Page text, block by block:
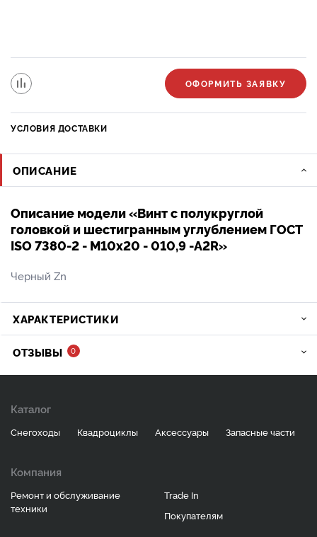
ОФОРМИТЬ ЗАЯВКУ
УСЛОВИЯ ДОСТАВКИ
ОПИСАНИЕ
Описание модели «Винт с полукруглой
головкой и шестигранным углублением ГОСТ
ISO 7380-2 - М10х20 - 010,9 -A2R»
Черный Zn
ХАРАКТЕРИСТИКИ
ОТЗЫВЫ 0
Каталог
Снегоходы Квадроциклы Аксессуары Запасные части
Компания
Ремонт и обслуживание
техники
Trade In
Покупателям